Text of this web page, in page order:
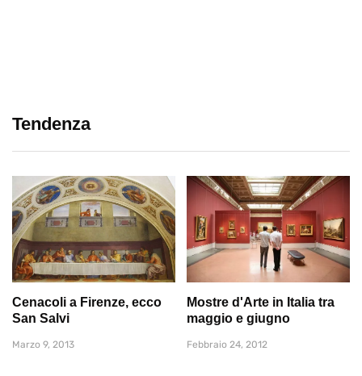
Tendenza
Cenacoli a Firenze, ecco
San Salvi
Marzo 9, 2013
Mostre d'Arte in Italia tra
maggio e giugno
Febbraio 24, 2012